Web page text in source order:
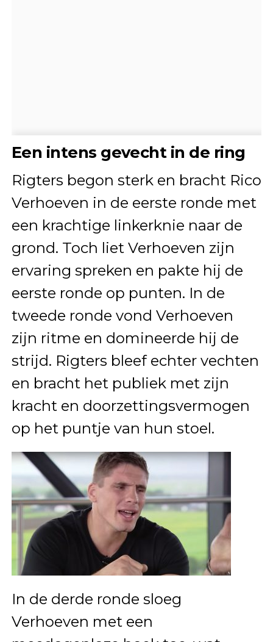
Een intens gevecht in de ring
Rigters begon sterk en bracht Rico
Verhoeven in de eerste ronde met
een krachtige linkerknie naar de
grond. Toch liet Verhoeven zijn
ervaring spreken en pakte hij de
eerste ronde op punten. In de
tweede ronde vond Verhoeven
zijn ritme en domineerde hij de
strijd. Rigters bleef echter vechten
en bracht het publiek met zijn
kracht en doorzettingsvermogen
op het puntje van hun stoel.
In de derde ronde sloeg
Verhoeven met een